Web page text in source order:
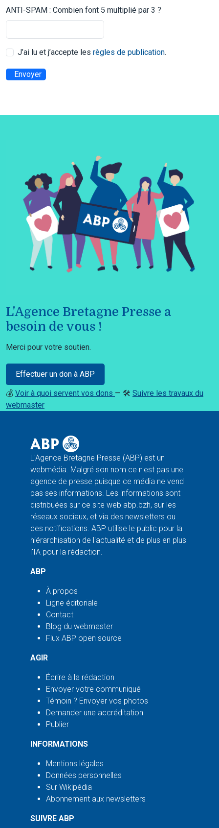
ANTI-SPAM : Combien font 5 multiplié par 3 ?
J’ai lu et j’accepte les règles de publication.
Envoyer
L'Agence Bretagne Presse a
besoin de vous !
Merci pour votre soutien.
Effectuer un don à ABP
💰 Voir à quoi servent vos dons — 🛠️ Suivre les travaux du
webmaster
L'Agence Bretagne Presse (ABP) est un
webmédia. Malgré son nom ce n'est pas une
agence de presse puisque ce média ne vend
pas ses informations. Les informations sont
distribuées sur ce site web abp.bzh, sur les
réseaux sociaux, et via des newsletters ou
des notifications. ABP utilise le public pour la
hiérarchisation de l'actualité et de plus en plus
l'IA pour la rédaction.
ABP
À propos
Ligne éditoriale
Contact
Blog du webmaster
Flux ABP open source
AGIR
Écrire à la rédaction
Envoyer votre communiqué
Témoin ? Envoyer vos photos
Demander une accréditation
Publier
INFORMATIONS
Mentions légales
Données personnelles
Sur Wikipédia
Abonnement aux newsletters
SUIVRE ABP